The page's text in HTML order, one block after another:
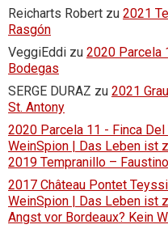
Reicharts Robert zu 2021
Rasgón
VeggiEddi zu 2020 Parcela
Bodegas
SERGE DURAZ zu 2021
St. Antony
2020 Parcela 11 - Finca
WeinSpion | Das Leben ist
2019 Tempranillo –
2017 Château Pontet
WeinSpion | Das Leben ist
Angst vor Bordeaux? Kein